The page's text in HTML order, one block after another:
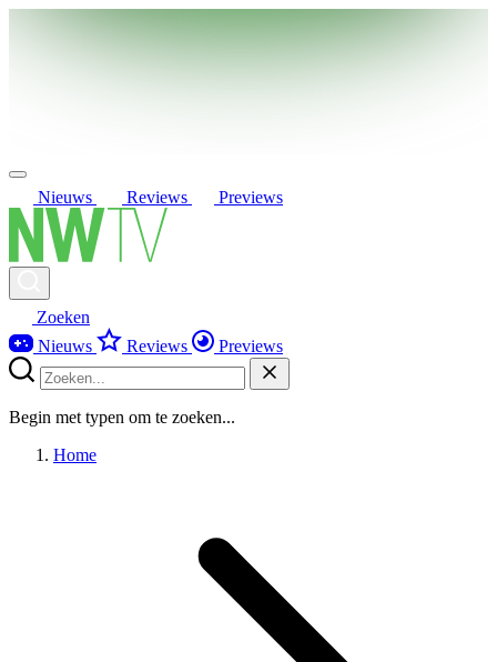
Nieuws Reviews Previews
Zoeken
Nieuws
Reviews Previews
Begin met typen om te zoeken...
Home